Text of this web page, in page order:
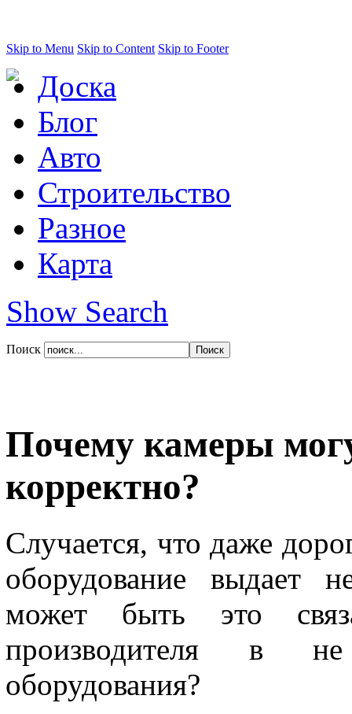
Skip to Menu Skip to Content Skip to Footer
Доска
Блог
Авто
Строительство
Разное
Карта
Show Search
Поиск
Почему камеры
корректно?
Случается, что даже
оборудование выдает
может быть это
производителя в не
оборудования?